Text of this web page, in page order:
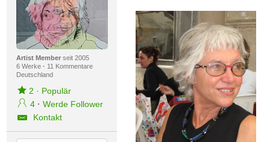
Standard-Ansicht
Fokus-Werke
Neue Werke – Auswahl
Alle neuen Werke
Artist Memberseit 2005
6 Werke · 11 Kommentare
Deutschland
2 · Populär
4 · Werde Follower
Kontakt